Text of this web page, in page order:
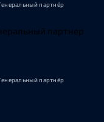
партнёр
партнёр